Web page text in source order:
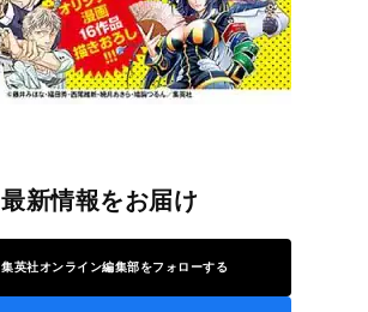
最新情報をお届け
集英社オンライン編集部をフォローする